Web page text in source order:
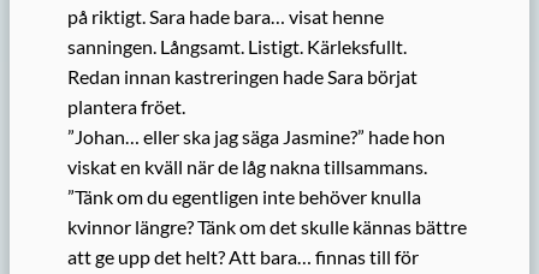
på riktigt. Sara hade bara… visat henne
sanningen. Långsamt. Listigt. Kärleksfullt.
Redan innan kastreringen hade Sara börjat
plantera fröet.
”Johan… eller ska jag säga Jasmine?” hade hon
viskat en kväll när de låg nakna tillsammans.
”Tänk om du egentligen inte behöver knulla
kvinnor längre? Tänk om det skulle kännas bättre
att ge upp det helt? Att bara… finnas till för